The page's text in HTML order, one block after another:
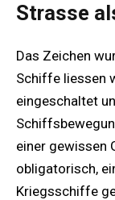
Strasse
Das Zeichen
Schiffe liessen
eingeschaltet
einer gewissen
obligatorisch,
Kriegsschiffe